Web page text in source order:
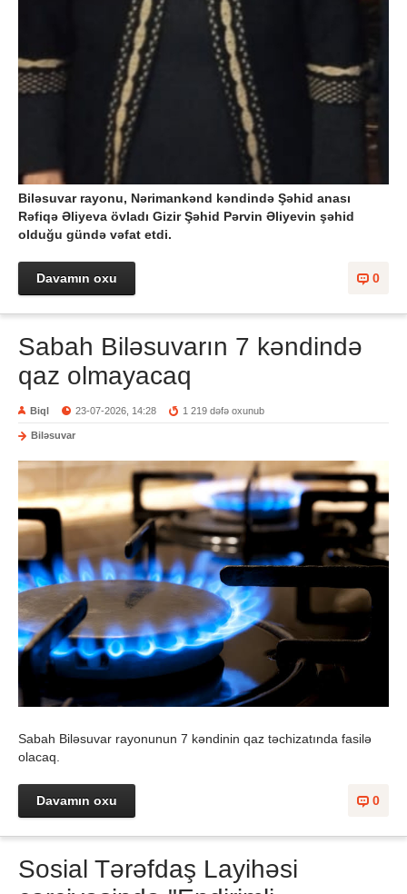
Biləsuvar rayonu, Nərimankənd kəndində Şəhid anası
Rəfiqə Əliyeva övladı Gizir Şəhid Pərvin Əliyevin şəhid
olduğu gündə vəfat etdi.
0
Davamın oxu
Sabah Biləsuvarın 7 kəndində
qaz olmayacaq
Biql 23-07-2026, 14:28 1 219 dəfə oxunub
Biləsuvar
Sabah Biləsuvar rayonunun 7 kəndinin qaz təchizatında fasilə
olacaq.
0
Davamın oxu
Sosial Tərəfdaş Layihəsi